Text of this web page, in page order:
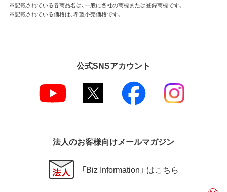
※記載されている各商品名は、一般に各社の商標または登録商標です。
※記載されている価格は、希望小売価格です。
公式SNSアカウント
法人のお客様向けメールマガジン
「Biz Information」 はこちら